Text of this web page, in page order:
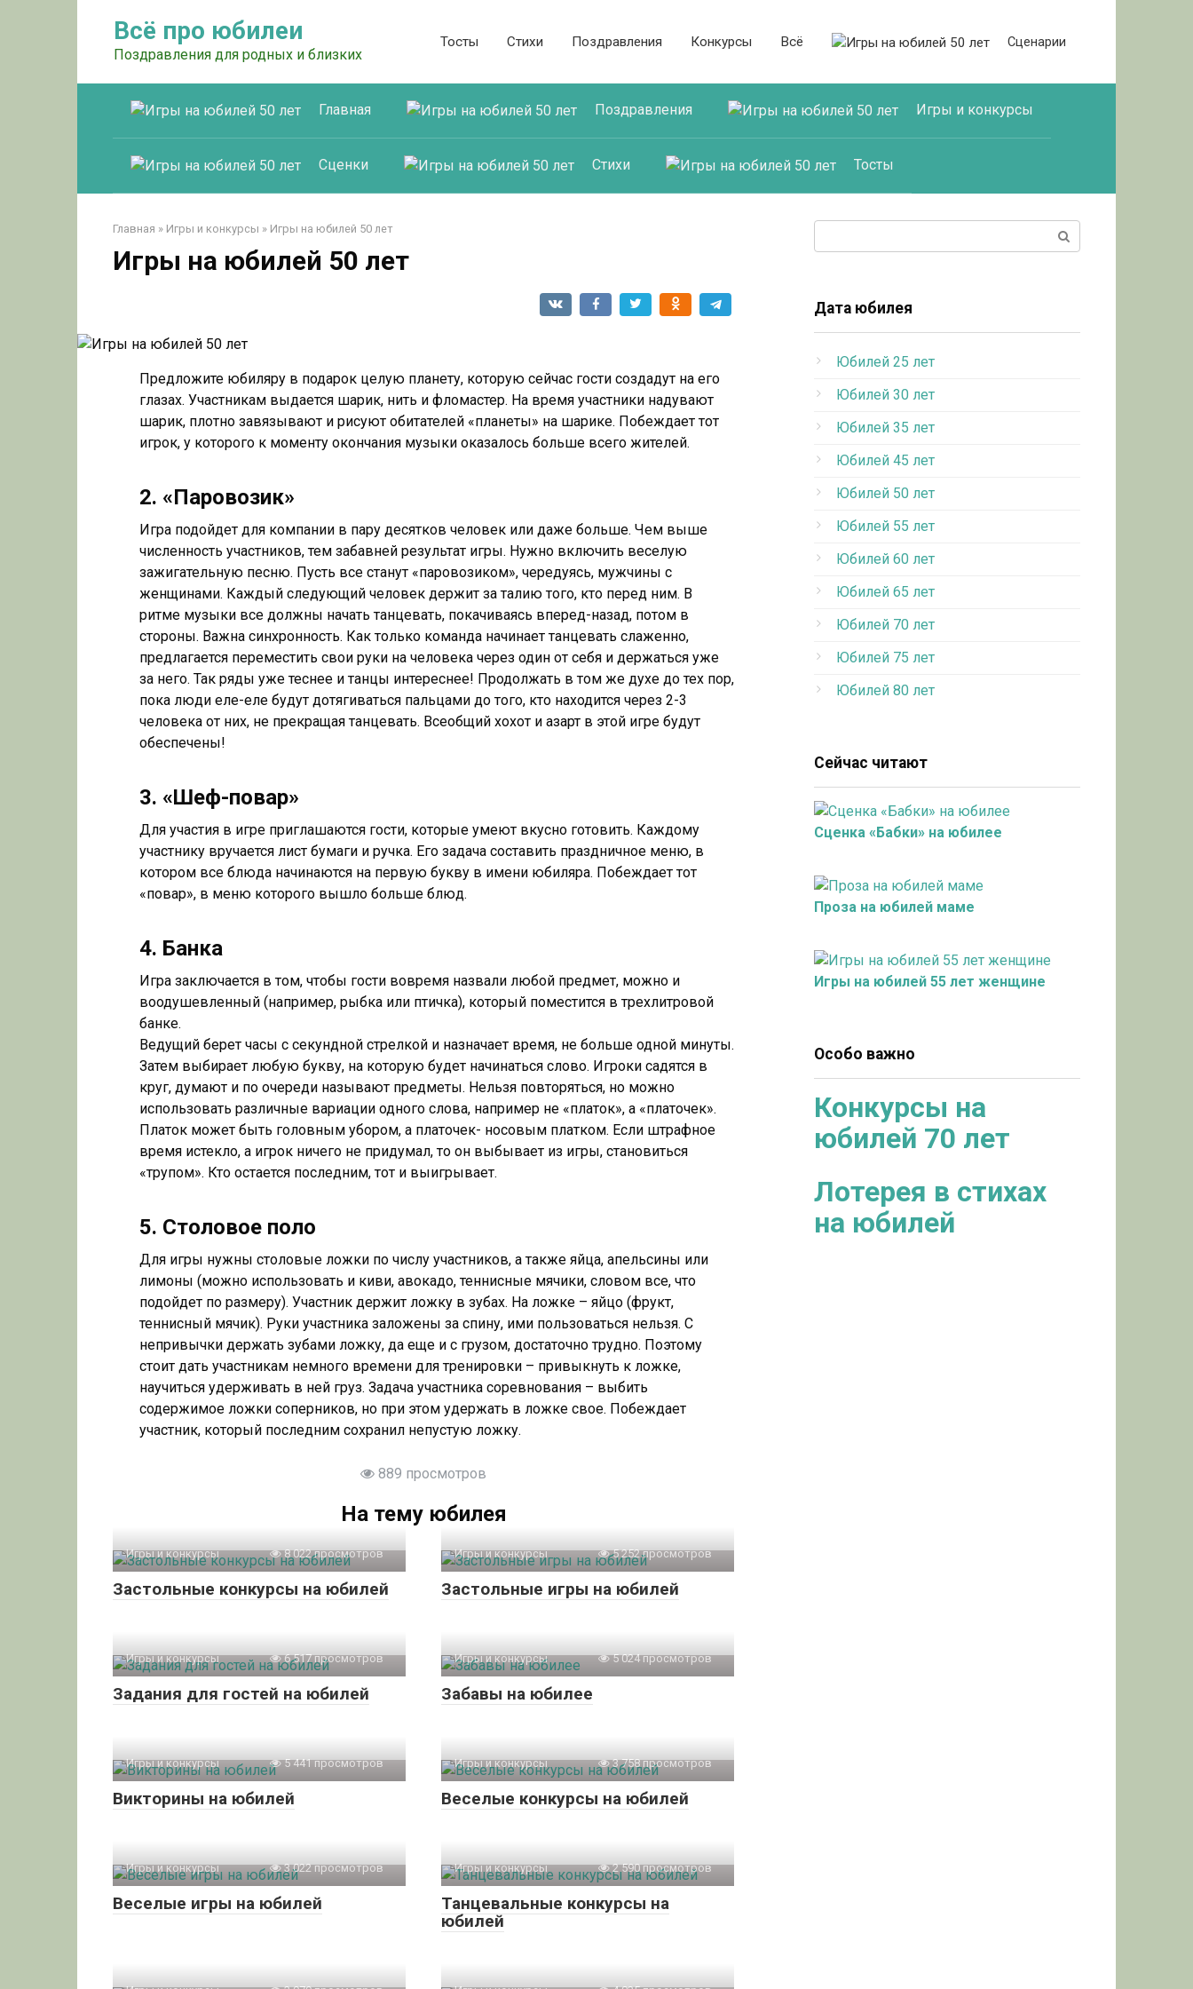
Всё про юбилеи
Поздравления для родных и близких
Тосты Стихи Поздравления Конкурсы Всё Сценарии
Главная Поздравления Игры и конкурсы
Сценки Стихи Тосты
Главная » Игры и конкурсы » Игры на юбилей 50 лет
Игры на юбилей 50 лет
Предложите юбиляру в подарок целую планету, которую сейчас гости создадут на его
глазах. Участникам выдается шарик, нить и фломастер. На время участники надувают
шарик, плотно завязывают и рисуют обитателей «планеты» на шарике. Побеждает тот
игрок, у которого к моменту окончания музыки оказалось больше всего жителей.
2. «Паровозик»
Игра подойдет для компании в пару десятков человек или даже больше. Чем выше
численность участников, тем забавней результат игры. Нужно включить веселую
зажигательную песню. Пусть все станут «паровозиком», чередуясь, мужчины с
женщинами. Каждый следующий человек держит за талию того, кто перед ним. В
ритме музыки все должны начать танцевать, покачиваясь вперед-назад, потом в
стороны. Важна синхронность. Как только команда начинает танцевать слаженно,
предлагается переместить свои руки на человека через один от себя и держаться уже
за него. Так ряды уже теснее и танцы интереснее! Продолжать в том же духе до тех пор,
пока люди еле-еле будут дотягиваться пальцами до того, кто находится через 2-3
человека от них, не прекращая танцевать. Всеобщий хохот и азарт в этой игре будут
обеспечены!
3. «Шеф-повар»
Для участия в игре приглашаются гости, которые умеют вкусно готовить. Каждому
участнику вручается лист бумаги и ручка. Его задача составить праздничное меню, в
котором все блюда начинаются на первую букву в имени юбиляра. Побеждает тот
«повар», в меню которого вышло больше блюд.
4. Банка
Игра заключается в том, чтобы гости вовремя назвали любой предмет, можно и
воодушевленный (например, рыбка или птичка), который поместится в трехлитровой
банке.
Ведущий берет часы с секундной стрелкой и назначает время, не больше одной минуты.
Затем выбирает любую букву, на которую будет начинаться слово. Игроки садятся в
круг, думают и по очереди называют предметы. Нельзя повторяться, но можно
использовать различные вариации одного слова, например не «платок», а «платочек».
Платок может быть головным убором, а платочек- носовым платком. Если штрафное
время истекло, а игрок ничего не придумал, то он выбывает из игры, становиться
«трупом». Кто остается последним, тот и выигрывает.
5. Столовое поло
Для игры нужны столовые ложки по числу участников, а также яйца, апельсины или
лимоны (можно использовать и киви, авокадо, теннисные мячики, словом все, что
подойдет по размеру). Участник держит ложку в зубах. На ложке – яйцо (фрукт,
теннисный мячик). Руки участника заложены за спину, ими пользоваться нельзя. С
непривычки держать зубами ложку, да еще и с грузом, достаточно трудно. Поэтому
стоит дать участникам немного времени для тренировки – привыкнуть к ложке,
научиться удерживать в ней груз. Задача участника соревнования – выбить
содержимое ложки соперников, но при этом удержать в ложке свое. Побеждает
участник, который последним сохранил непустую ложку.
889 просмотров
На тему юбилея
Игры и конкурсы 8 022 просмотров
Застольные конкурсы на юбилей
Игры и конкурсы 5 252 просмотров
Застольные игры на юбилей
Игры и конкурсы 6 517 просмотров
Задания для гостей на юбилей
Игры и конкурсы 5 024 просмотров
Забавы на юбилее
Игры и конкурсы 5 441 просмотров
Викторины на юбилей
Игры и конкурсы 3 758 просмотров
Веселые конкурсы на юбилей
Игры и конкурсы 3 022 просмотров
Веселые игры на юбилей
Игры и конкурсы 2 590 просмотров
Танцевальные конкурсы на
юбилей
Дата юбилея
Юбилей 25 лет
Юбилей 30 лет
Юбилей 35 лет
Юбилей 45 лет
Юбилей 50 лет
Юбилей 55 лет
Юбилей 60 лет
Юбилей 65 лет
Юбилей 70 лет
Юбилей 75 лет
Юбилей 80 лет
Сейчас читают
Сценка «Бабки» на юбилее
Проза на юбилей маме
Игры на юбилей 55 лет женщине
Особо важно
Конкурсы на
юбилей 70 лет
Лотерея в стихах
на юбилей